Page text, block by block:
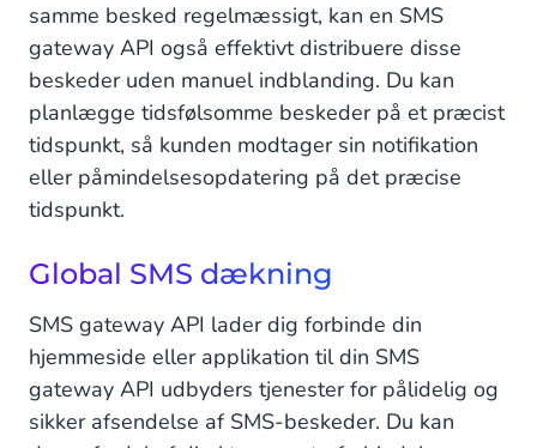
samme besked regelmæssigt, kan en SMS
gateway API også effektivt distribuere disse
beskeder uden manuel indblanding. Du kan
planlægge tidsfølsomme beskeder på et præcist
tidspunkt, så kunden modtager sin notifikation
eller påmindelsesopdatering på det præcise
tidspunkt.
Global SMS dækning
SMS gateway API lader dig forbinde din
hjemmeside eller applikation til din SMS
gateway API udbyders tjenester for pålidelig og
sikker afsendelse af SMS-beskeder. Du kan